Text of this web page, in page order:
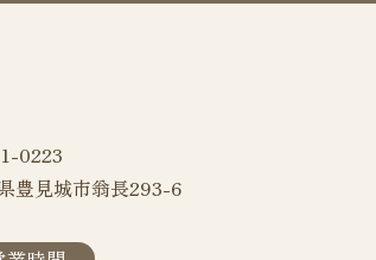
0223
豊見城市翁長293-6